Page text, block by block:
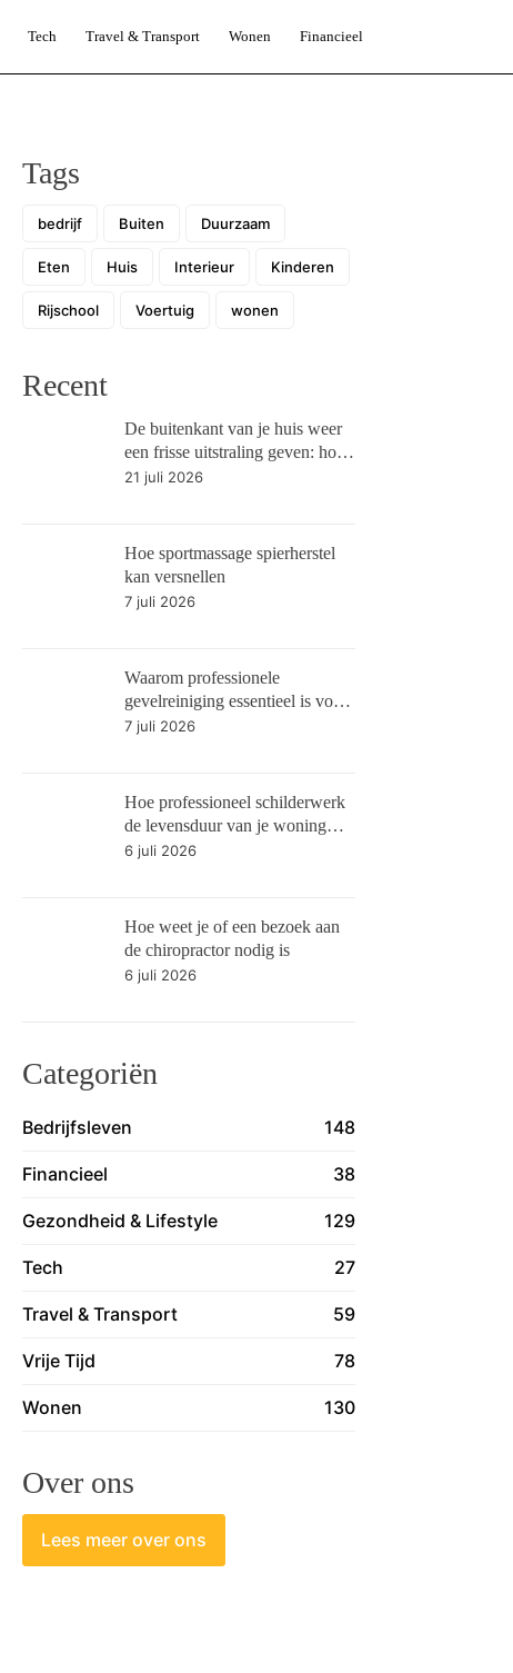
Tech Travel & Transport Wonen Financieel
Tags
bedrijf Buiten Duurzaam
Eten Huis Interieur Kinderen
Rijschool Voertuig wonen
Recent
De buitenkant van je huis weer
een frisse uitstraling geven: hoe
pak je dit aan?
21 juli 2026
Hoe sportmassage spierherstel
kan versnellen
7 juli 2026
Waarom professionele
gevelreiniging essentieel is voor
gebouwonderhoud
7 juli 2026
Hoe professioneel schilderwerk
de levensduur van je woning
verlengt
6 juli 2026
Hoe weet je of een bezoek aan
de chiropractor nodig is
6 juli 2026
Categoriën
Bedrijfsleven 148
Financieel 38
Gezondheid & Lifestyle 129
Tech 27
Travel & Transport 59
Vrije Tijd 78
Wonen 130
Over ons
Lees meer over ons